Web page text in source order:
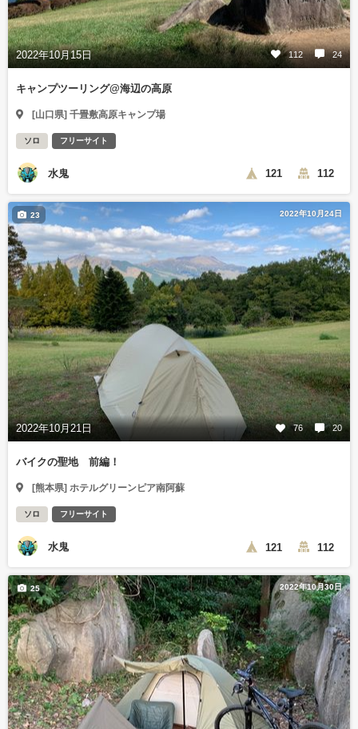
2022年10月15日 112 24
キャンプツーリング@海辺の高原
[山口県] 千畳敷高原キャンプ場
ソロ フリーサイト
水鬼 121 112
2022年10月24日
2022年10月21日 76 20
23
バイクの聖地 前編！
[熊本県] ホテルグリーンピア南阿蘇
ソロ フリーサイト
水鬼 121 112
2022年10月30日
25